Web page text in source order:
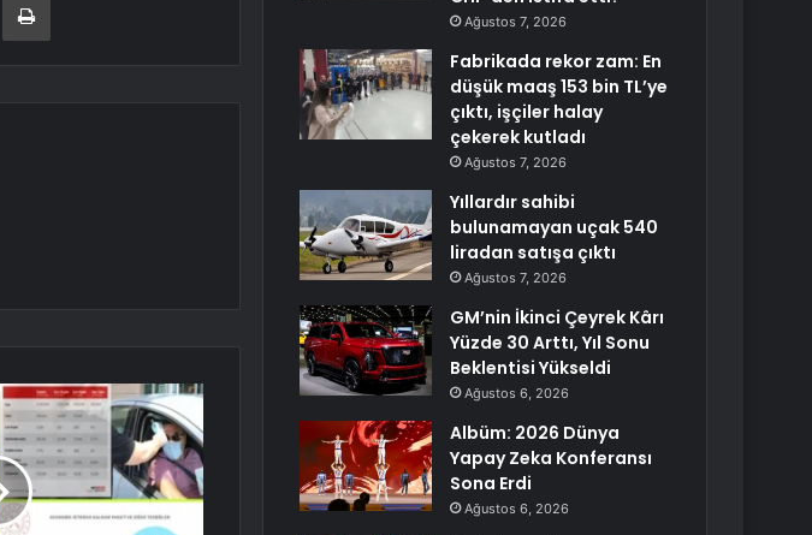
Ağustos 7, 2026
Fabrikada rekor zam: En
düşük maaş 153 bin TL’ye
çıktı, işçiler halay
çekerek kutladı
Ağustos 7, 2026
Yıllardır sahibi
bulunamayan uçak 540
liradan satışa çıktı
Ağustos 7, 2026
GM’nin İkinci Çeyrek Kârı
Yüzde 30 Arttı, Yıl Sonu
Beklentisi Yükseldi
Ağustos 6, 2026
Albüm: 2026 Dünya
Yapay Zeka Konferansı
Sona Erdi
Ağustos 6, 2026